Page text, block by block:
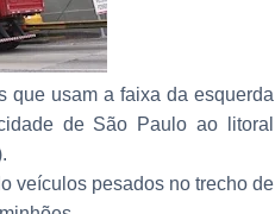
que usam a faixa da esquerda
de São Paulo ao litoral
veículos pesados no trecho de